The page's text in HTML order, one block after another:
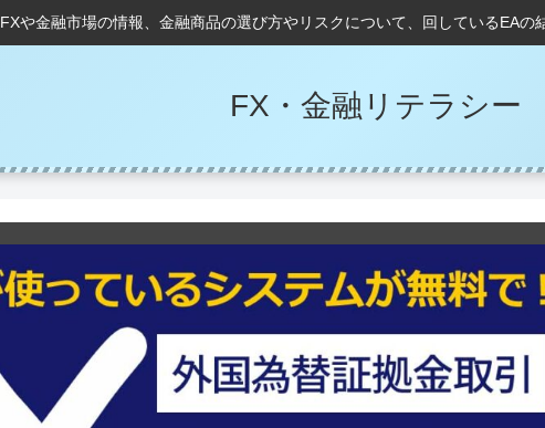
FXや金融市場の情報、金融商品の選び方やリスクについて、回しているEAの
FX・金融リテラシー